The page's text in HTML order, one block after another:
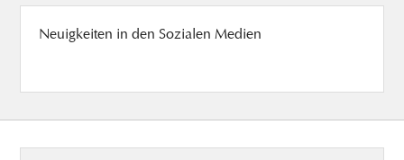
Neuigkeiten in den Sozialen Medien